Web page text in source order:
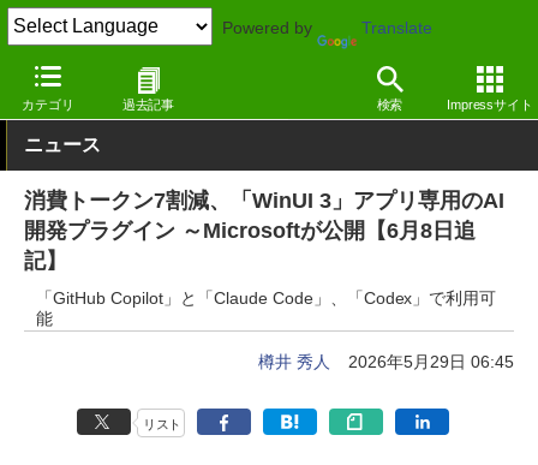
Powered by Translate
カテゴリ 過去記事 検索 Impressサイト
窓の杜 生成AI AIコーディング
ニュース
消費トークン7割減、「WinUI 3」アプリ専用のAI
開発プラグイン ～Microsoftが公開【6月8日追
記】
「GitHub Copilot」と「Claude Code」、「Codex」で利用可
能
樽井 秀人 2026年5月29日 06:45
リスト